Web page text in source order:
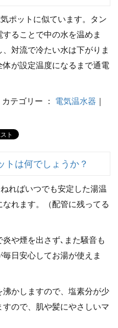
ポットに似ています。タン
ることで中の水を温めま
対流で冷たい水は下がりま
が設定温度になるまで通電
テゴリー ： 電気温水器 ｜
は何でしょうか？
ればいつでも安定した湯温
れます。（配管に残ってる
や煙を出さず､また騒音も
日安心してお湯が使えま
かしますので、塩素分が少
ので、肌や髪にやさしいマ